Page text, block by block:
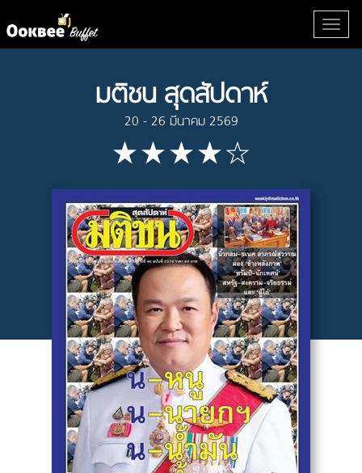
มติชน สุดสัปดาห์
20 - 26 มีนาคม 2569